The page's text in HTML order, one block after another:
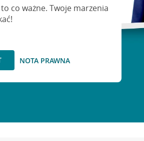
co ważne. Twoje marzenia
NOTA PRAWNA